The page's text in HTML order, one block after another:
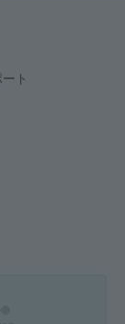
ト